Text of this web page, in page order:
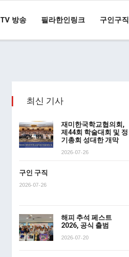
TV 방송 필라한인링크 구인구직
최신 기사
재미한국학교협의회,
제44회 학술대회 및 정
기총회 성대한 개막
2026-07-26
구인 구직
2026-07-26
해피 추석 페스트
2026, 공식 출범
2026-07-20